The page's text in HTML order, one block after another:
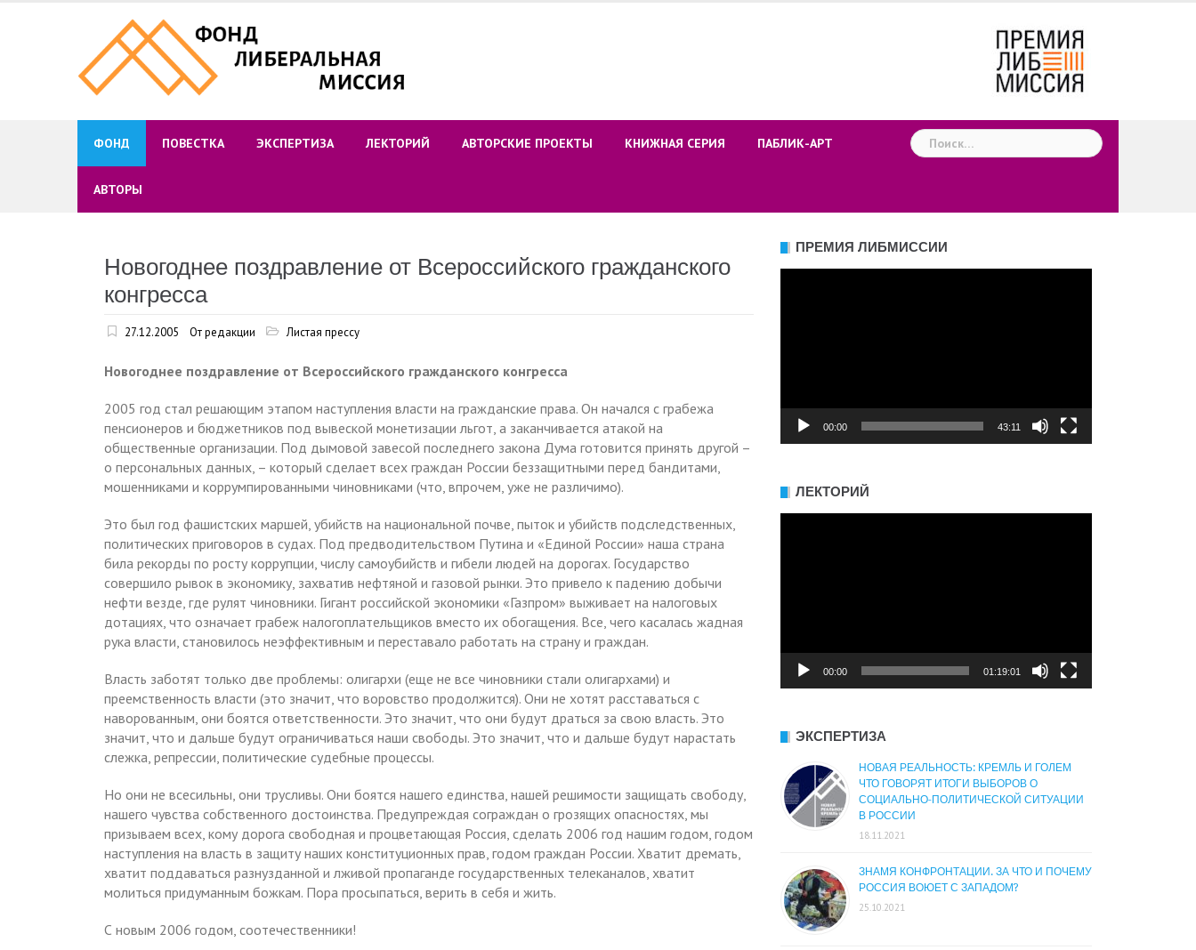
ФОНД ПОВЕСТКА ЭКСПЕРТИЗА ЛЕКТОРИЙ АВТОРСКИЕ ПРОЕКТЫ КНИЖНАЯ СЕРИЯ ПАБЛИК-АРТ
АВТОРЫ
Найти:
Новогоднее поздравление от Всероссийского гражданского
конгресса
27.12.2005 От редакции Листая прессу
Новогоднее поздравление от Всероссийского гражданского конгресса
2005 год стал решающим этапом наступления власти на гражданские права. Он начался с грабежа
пенсионеров и бюджетников под вывеской монетизации льгот, а заканчивается атакой на
общественные организации. Под дымовой завесой последнего закона Дума готовится принять другой –
о персональных данных, – который сделает всех граждан России беззащитными перед бандитами,
мошенниками и коррумпированными чиновниками (что, впрочем, уже не различимо).
Это был год фашистских маршей, убийств на национальной почве, пыток и убийств подследственных,
политических приговоров в судах. Под предводительством Путина и «Единой России» наша страна
била рекорды по росту коррупции, числу самоубийств и гибели людей на дорогах. Государство
совершило рывок в экономику, захватив нефтяной и газовой рынки. Это привело к падению добычи
нефти везде, где рулят чиновники. Гигант российской экономики «Газпром» выживает на налоговых
дотациях, что означает грабеж налогоплательщиков вместо их обогащения. Все, чего касалась жадная
рука власти, становилось неэффективным и переставало работать на страну и граждан.
Власть заботят только две проблемы: олигархи (еще не все чиновники стали олигархами) и
преемственность власти (это значит, что воровство продолжится). Они не хотят расставаться с
наворованным, они боятся ответственности. Это значит, что они будут драться за свою власть. Это
значит, что и дальше будут ограничиваться наши свободы. Это значит, что и дальше будут нарастать
слежка, репрессии, политические судебные процессы.
Но они не всесильны, они трусливы. Они боятся нашего единства, нашей решимости защищать свободу,
нашего чувства собственного достоинства. Предупреждая сограждан о грозящих опасностях, мы
призываем всех, кому дорога свободная и процветающая Россия, сделать 2006 год нашим годом, годом
наступления на власть в защиту наших конституционных прав, годом граждан России. Хватит дремать,
хватит поддаваться разнузданной и лживой пропаганде государственных телеканалов, хватит
молиться придуманным божкам. Пора просыпаться, верить в себя и жить.
С новым 2006 годом, соотечественники!
ПРЕМИЯ ЛИБМИССИИ
00:00 43:11
ЛЕКТОРИЙ
00:00 01:19:01
ЭКСПЕРТИЗА
НОВАЯ РЕАЛЬНОСТЬ: КРЕМЛЬ И ГОЛЕМ
ЧТО ГОВОРЯТ ИТОГИ ВЫБОРОВ О
СОЦИАЛЬНО-ПОЛИТИЧЕСКОЙ СИТУАЦИИ
В РОССИИ
18.11.2021
ЗНАМЯ КОНФРОНТАЦИИ. ЗА ЧТО И ПОЧЕМУ
РОССИЯ ВОЮЕТ С ЗАПАДОМ?
25.10.2021